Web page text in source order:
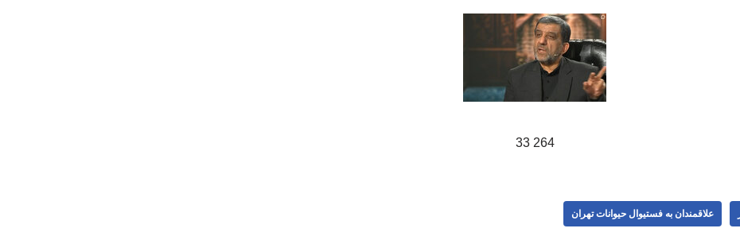
264 33
علاقمندان به فستیوال حیوانات تهران